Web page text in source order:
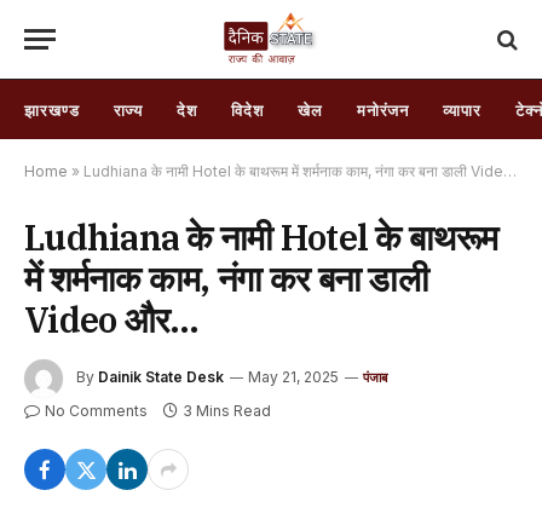
झारखण्ड राज्य देश विदेश खेल मनोरंजन व्यापार
Home » Ludhiana के नामी Hotel के बाथरूम में शर्मनाक काम, नंगा कर बना डाली Video और…
Ludhiana के नामी Hotel के बाथरूम
में शर्मनाक काम, नंगा कर बना डाली
Video और…
By Dainik State Desk May 21, 2025 पंजाब
No Comments 3 Mins Read